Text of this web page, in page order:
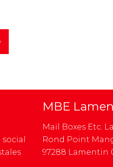
MBE
Mail Boxes Etc.
Rond Point
97288 Lamentin